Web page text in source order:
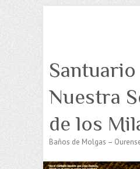
Santuario
Nuestra
de los
Baños de Molgas –